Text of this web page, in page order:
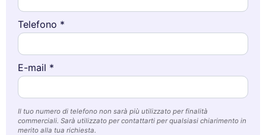
Telefono *
E-mail *
Il tuo numero di telefono non sarà più utilizzato per finalità
commerciali. Sarà utilizzato per contattarti per qualsiasi chiarimento in
merito alla tua richiesta.